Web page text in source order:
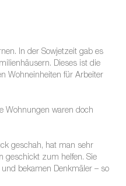
In der Sowjetzeit gab es
Dieses ist die
Wohneinheiten für Arbeiter
Wohnungen waren doch
geschah, hat man sehr
geschickt zum helfen. Sie
bekamen Denkmäler – so